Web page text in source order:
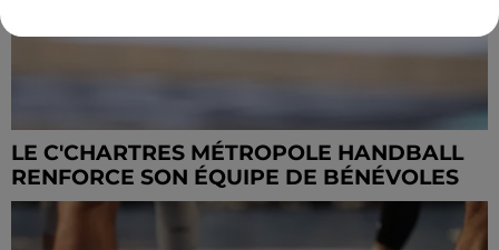
LE C'CHARTRES MÉTROPOLE HANDBALL
RENFORCE SON ÉQUIPE DE BÉNÉVOLES